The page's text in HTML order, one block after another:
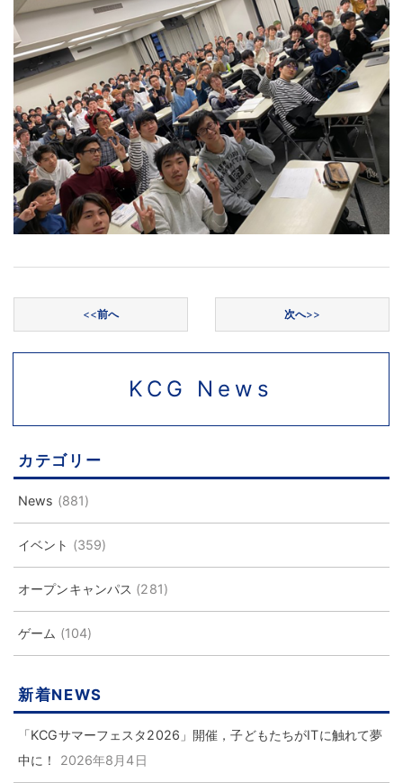
<<前へ 次へ>>
KCG News
カテゴリー
News (881)
イベント (359)
オープンキャンパス (281)
ゲーム (104)
新着NEWS
「KCGサマーフェスタ2026」開催，子どもたちがITに触れて夢
中に！
2026年8月4日